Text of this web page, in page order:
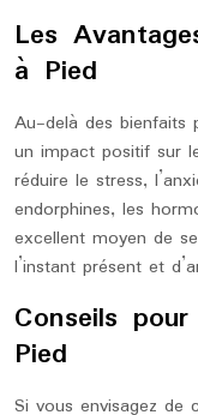
Les
à Pied
Au-delà des bienfaits
un impact positif sur
réduire le stress,
endorphines, les
excellent moyen de
l’instant présent et
Conseils
Pied
Si vous envisagez de